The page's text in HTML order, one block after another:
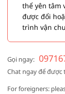
thể yên tâm
được đổi
trình vận
Gọi ngay:
Chat ngay để được
For foreigners: